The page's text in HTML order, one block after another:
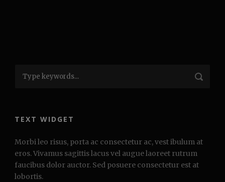
TEXT WIDGET
Morbi leo risus, porta ac consectetur ac, vest ibulum at
eros. Vivamus sagittis lacus vel augue laoreet rutrum
faucibus dolor auctor. Sed posuere consectetur est at
lobortis.